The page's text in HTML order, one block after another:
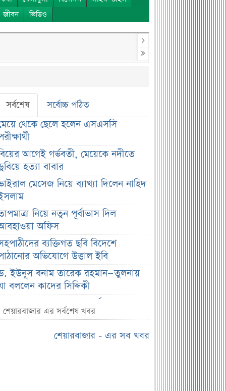
জীবন ভিডিও
সর্বশেষ সর্বোচ্চ পঠিত
থেকে ছেলে হলেন এসএসসি
আগেই গর্ভবতী, মেয়েকে নদীতে
হত্যা বাবার
মেসেজ নিয়ে ব্যাখ্যা দিলেন নাহিদ
নিয়ে নতুন পূর্বাভাস দিল
অফিস
ব্যক্তিগত ছবি বিদেশে
অভিযোগে উত্তাল ইবি
ইউনূস বনাম তারেক রহমান—তুলনায়
বললেন কাদের সিদ্দিকী
বাজুসের নতুন ঘোষণা, রেকর্ড দামে সোনা
শুরু
আইনি নোটিশ পাঠালেন আসিফ মাহমুদ, ৭
শেয়ারবাজার এর সর্বশেষ খবর
শেয়ারবাজার - এর সব খবর